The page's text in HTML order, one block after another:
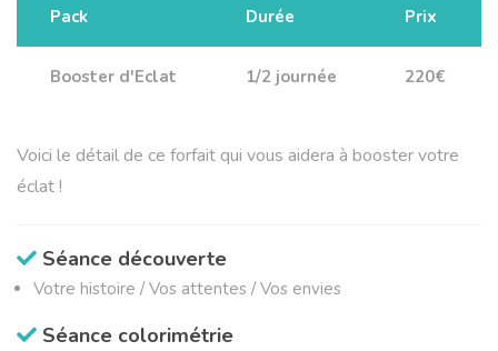
Pack Durée Prix
Booster d'Eclat 1/2 journée 220€
Voici le détail de ce forfait qui vous aidera à booster votre
éclat !
Séance découverte
Votre histoire / Vos attentes / Vos envies
Séance colorimétrie